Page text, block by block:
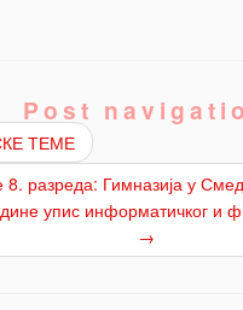
Post
ТЕМЕ
8. разреда: Гимназија у
упис информатичког и
→